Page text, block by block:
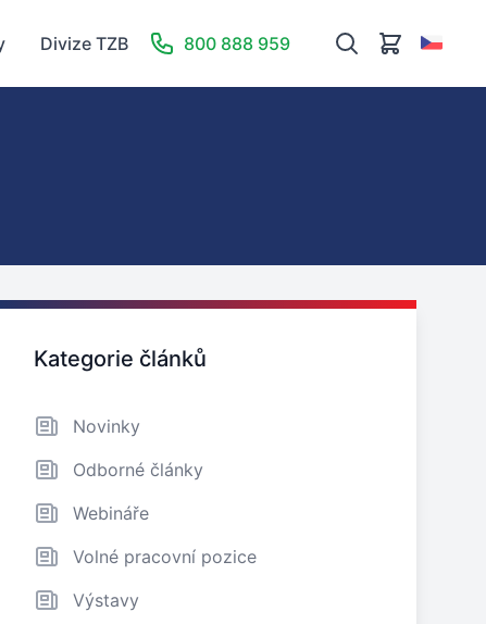
Divize TZB 800 888 959
Zajímavé odkazy
Kategorie článků
Novinky
Odborné články
Webináře
Volné pracovní pozice
Výstavy